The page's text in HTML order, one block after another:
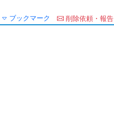
ブックマーク 削除依頼・報告